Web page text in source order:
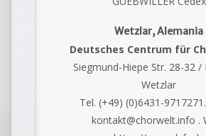
Wetzlar, Alemania
Deutsches Centrum für
Siegmund-Hiepe Str. 28-32 /
Wetzlar
Tel. (+49) (0)6431-
kontakt@chorwelt.info .